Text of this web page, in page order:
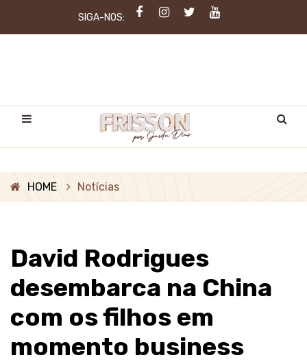
SIGA-NOS:
HOME Notícias
David Rodrigues
desembarca na China
com os filhos em
momento business